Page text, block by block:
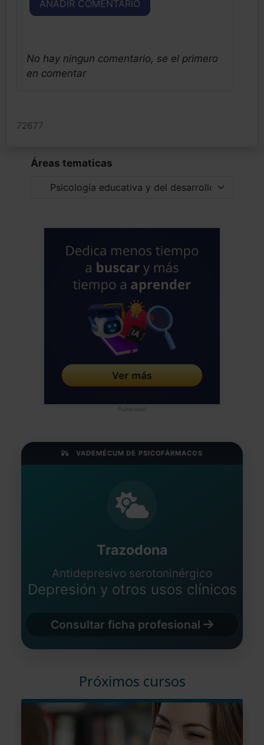
AÑADIR COMENTARIO
No hay ningun comentario, se el primero
en comentar
72677
Áreas tematicas
Publicidad
VADEMÉCUM DE PSICOFÁRMACOS
Trazodona
Antidepresivo serotoninérgico
Depresión y otros usos clínicos
Consultar ficha profesional
Próximos cursos